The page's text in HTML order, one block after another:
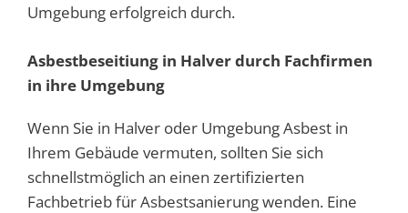
Umgebung erfolgreich durch.
Asbestbeseitiung in Halver durch Fachfirmen
in ihre Umgebung
Wenn Sie in Halver oder Umgebung Asbest in
Ihrem Gebäude vermuten, sollten Sie sich
schnellstmöglich an einen zertifizierten
Fachbetrieb für Asbestsanierung wenden. Eine